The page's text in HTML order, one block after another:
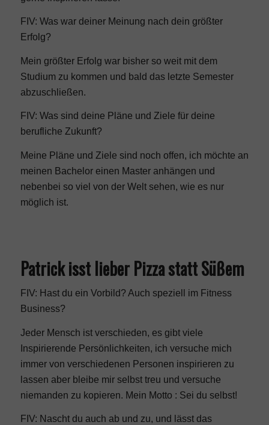
FIV: Was war deiner Meinung nach dein größter
Erfolg?
Mein größter Erfolg war bisher so weit mit dem
Studium zu kommen und bald das letzte Semester
abzuschließen.
FIV: Was sind deine Pläne und Ziele für deine
berufliche Zukunft?
Meine Pläne und Ziele sind noch offen, ich möchte an
meinen Bachelor einen Master anhängen und
nebenbei so viel von der Welt sehen, wie es nur
möglich ist.
Patrick isst lieber Pizza statt Süßem
FIV: Hast du ein Vorbild? Auch speziell im Fitness
Business?
Jeder Mensch ist verschieden, es gibt viele
Inspirierende Persönlichkeiten, ich versuche mich
immer von verschiedenen Personen inspirieren zu
lassen aber bleibe mir selbst treu und versuche
niemanden zu kopieren. Mein Motto : Sei du selbst!
FIV: Nascht du auch ab und zu, und lässt das